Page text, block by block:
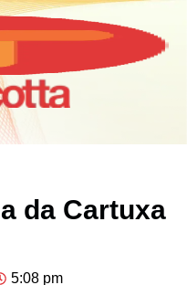
da Cartuxa
5:08 pm